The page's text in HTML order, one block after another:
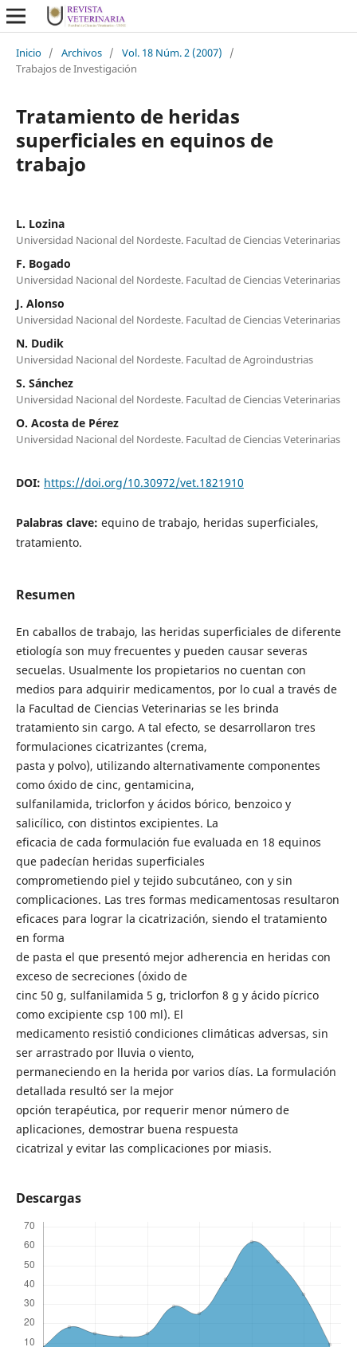
Inicio / Archivos / Vol. 18 Núm. 2 (2007)
/
Trabajos de Investigación
Tratamiento de heridas
superficiales en equinos de
trabajo
L. Lozina
Universidad Nacional del Nordeste. Facultad de Ciencias Veterinarias
F. Bogado
Universidad Nacional del Nordeste. Facultad de Ciencias Veterinarias
J. Alonso
Universidad Nacional del Nordeste. Facultad de Ciencias Veterinarias
N. Dudik
Universidad Nacional del Nordeste. Facultad de Agroindustrias
S. Sánchez
Universidad Nacional del Nordeste. Facultad de Ciencias Veterinarias
O. Acosta de Pérez
Universidad Nacional del Nordeste. Facultad de Ciencias Veterinarias
DOI: https://doi.org/10.30972/vet.1821910
Palabras clave: equino de trabajo, heridas superficiales,
tratamiento.
Resumen
En caballos de trabajo, las heridas superficiales de diferente
etiología son muy frecuentes y pueden causar severas
secuelas. Usualmente los propietarios no cuentan con
medios para adquirir medicamentos, por lo cual a través de
la Facultad de Ciencias Veterinarias se les brinda
tratamiento sin cargo. A tal efecto, se desarrollaron tres
formulaciones cicatrizantes (crema,
pasta y polvo), utilizando alternativamente componentes
como óxido de cinc, gentamicina,
sulfanilamida, triclorfon y ácidos bórico, benzoico y
salicílico, con distintos excipientes. La
eficacia de cada formulación fue evaluada en 18 equinos
que padecían heridas superficiales
comprometiendo piel y tejido subcutáneo, con y sin
complicaciones. Las tres formas medicamentosas resultaron
eficaces para lograr la cicatrización, siendo el tratamiento
en forma
de pasta el que presentó mejor adherencia en heridas con
exceso de secreciones (óxido de
cinc 50 g, sulfanilamida 5 g, triclorfon 8 g y ácido pícrico
como excipiente csp 100 ml). El
medicamento resistió condiciones climáticas adversas, sin
ser arrastrado por lluvia o viento,
permaneciendo en la herida por varios días. La formulación
detallada resultó ser la mejor
opción terapéutica, por requerir menor número de
aplicaciones, demostrar buena respuesta
cicatrizal y evitar las complicaciones por miasis.
Descargas